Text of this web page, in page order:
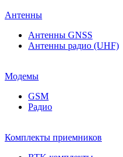
Антенны
Антенны GNSS
Антенны радио (UHF)
Модемы
GSM
Радио
Комплекты приемников